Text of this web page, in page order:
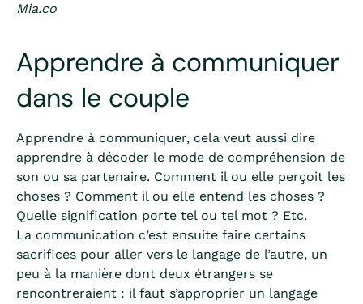
Mia.co
Apprendre à communiquer
dans le couple
Apprendre à communiquer, cela veut aussi dire
apprendre à décoder le mode de compréhension de
son ou sa partenaire. Comment il ou elle perçoit les
choses ? Comment il ou elle entend les choses ?
Quelle signification porte tel ou tel mot ? Etc.
La communication c’est ensuite faire certains
sacrifices pour aller vers le langage de l’autre, un
peu à la manière dont deux étrangers se
rencontreraient : il faut s’approprier un langage